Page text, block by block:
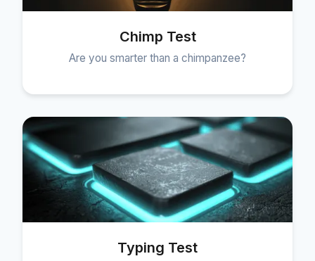
Chimp Test
Are you smarter than a chimpanzee?
Typing Test